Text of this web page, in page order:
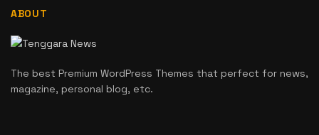
ABOUT
The best Premium WordPress Themes that perfect for news,
magazine, personal blog, etc.